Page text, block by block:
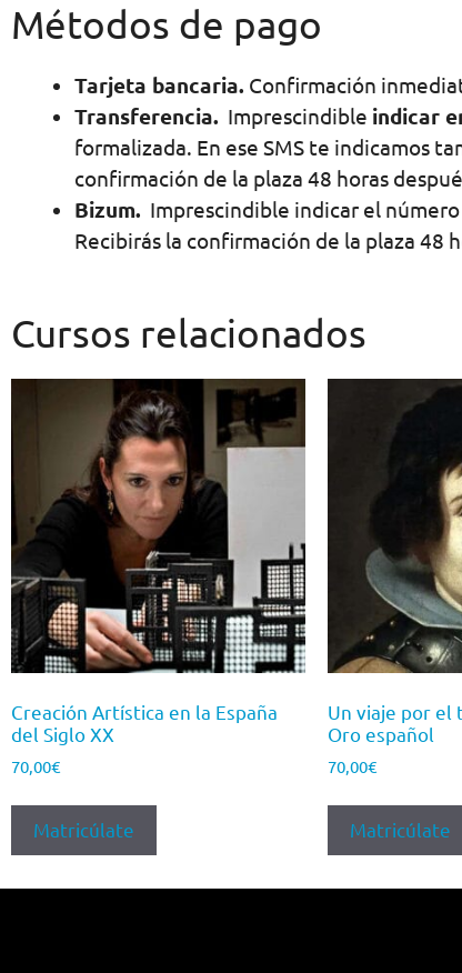
Métodos de pago
Tarjeta bancaria. Confirmación
Transferencia. Imprescindible indicar
formalizada. En ese SMS te indicamos
confirmación de la plaza 48 horas
Bizum. Imprescindible indicar el
Recibirás la confirmación de la plaza 48
Cursos relacionados
Creación Artística en la España
del Siglo XX
70,00€
Matricúlate
Un viaje por el
Oro español
70,00€
Matricúlate